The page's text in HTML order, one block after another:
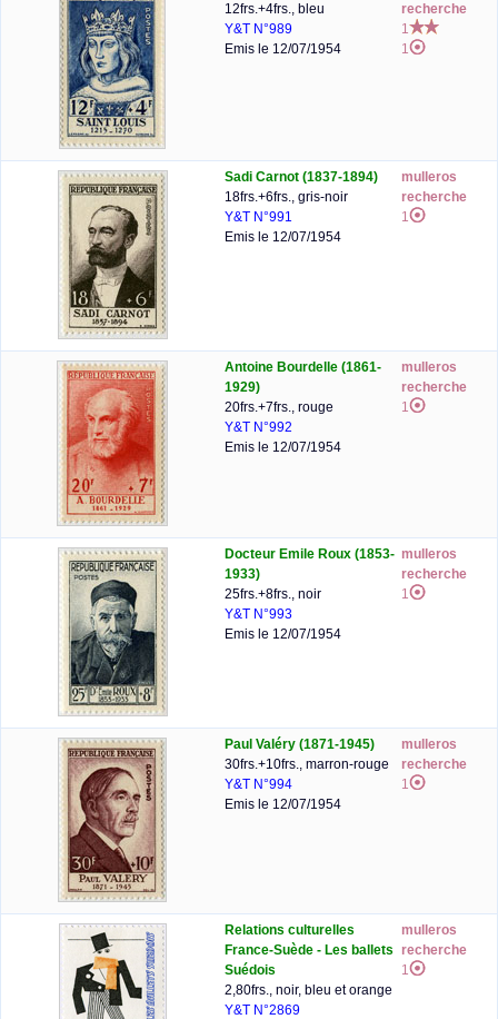
12frs.+4frs., bleu
Y&T N°989
Emis le 12/07/1954
recherche
1
1
Sadi Carnot (1837-1894)
18frs.+6frs., gris-noir
Y&T N°991
Emis le 12/07/1954
mulleros
recherche
1
Antoine Bourdelle (1861-
1929)
20frs.+7frs., rouge
Y&T N°992
Emis le 12/07/1954
mulleros
recherche
1
Docteur Emile Roux (1853-
1933)
25frs.+8frs., noir
Y&T N°993
Emis le 12/07/1954
mulleros
recherche
1
Paul Valéry (1871-1945)
30frs.+10frs., marron-rouge
Y&T N°994
Emis le 12/07/1954
mulleros
recherche
1
Relations culturelles
France-Suède - Les ballets
Suédois
2,80frs., noir, bleu et orange
Y&T N°2869
mulleros
recherche
1